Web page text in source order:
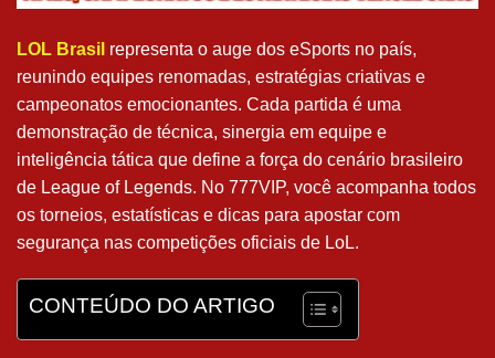
LOL Brasil representa o auge dos eSports no país,
reunindo equipes renomadas, estratégias criativas e
campeonatos emocionantes. Cada partida é uma
demonstração de técnica, sinergia em equipe e
inteligência tática que define a força do cenário brasileiro
de League of Legends. No 777VIP, você acompanha todos
os torneios, estatísticas e dicas para apostar com
segurança nas competições oficiais de LoL.
CONTEÚDO DO ARTIGO